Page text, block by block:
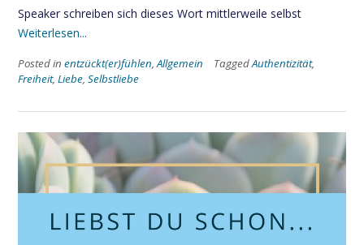
Speaker schreiben sich dieses Wort mittlerweile selbst
Weiterlesen...
Posted in entzückt(er)fühlen,Allgemein TaggedAuthentizität,
Freiheit, Liebe, Selbstliebe